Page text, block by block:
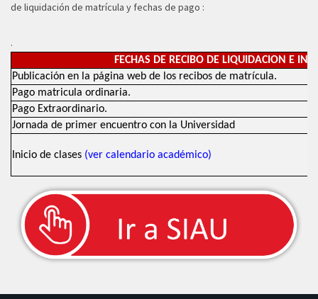
de liquidación de matrícula y fechas de pago :
.
FECHAS DE RECIBO DE LIQUIDACION E
Publicación en la página web de los recibos de matrícula.
Pago matricula ordinaria.
Pago Extraordinario.
Jornada de primer encuentro con la Universidad
Inicio de clases (ver calendario académico)